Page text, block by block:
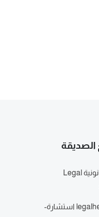
الصديقة
خدمات قانونية Legal
legalheret استشارة-